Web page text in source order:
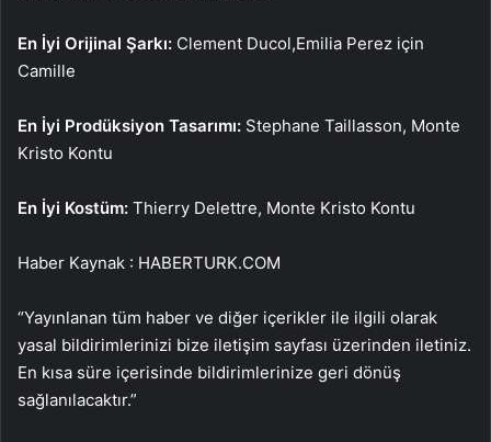
En İyi Orijinal Şarkı: Clement Ducol,Emilia Perez için
Camille
En İyi Prodüksiyon Tasarımı: Stephane Taillasson, Monte
Kristo Kontu
En İyi Kostüm: Thierry Delettre, Monte Kristo Kontu
Haber Kaynak : HABERTURK.COM
“Yayınlanan tüm haber ve diğer içerikler ile ilgili olarak
yasal bildirimlerinizi bize iletişim sayfası üzerinden iletiniz.
En kısa süre içerisinde bildirimlerinize geri dönüş
sağlanılacaktır.”